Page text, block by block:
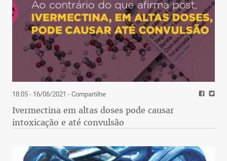
18:05 - 16/06/2021 - Compartilhe
Ivermectina em altas doses pode causar
intoxicação e até convulsão